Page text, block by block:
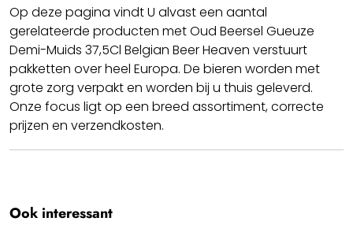
Op deze pagina vindt U alvast een aantal
gerelateerde producten met Oud Beersel Gueuze
Demi-Muids 37,5Cl Belgian Beer Heaven verstuurt
pakketten over heel Europa. De bieren worden met
grote zorg verpakt en worden bij u thuis geleverd.
Onze focus ligt op een breed assortiment, correcte
prijzen en verzendkosten.
Team BBH
Ook interessant